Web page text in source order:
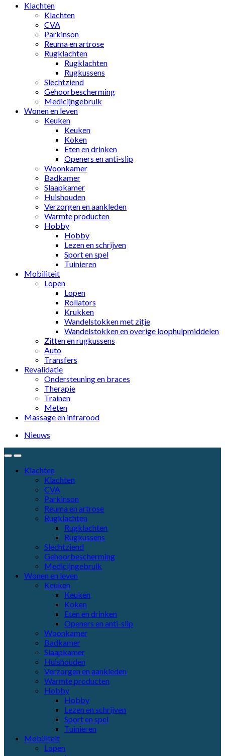
Klachten
Klachten
CVA
Parkinson
Reuma en artrose
Rugklachten
Rugklachten
Rugkussens
Slechtziend
Gehoorbescherming
Medicijngebruik
Wonen en leven
Keuken
Keuken
Koken
Eten en drinken
Openers en anti-slip
Woonkamer
Badkamer
Slaapkamer
Huishouden
Verzorgen en aankleden
Warmte producten
Hobby
Hobby
Lezen en schrijven
Sport en spel
Tuinieren
Mobiliteit
Lopen
Lopen
Rollators
Krukken
Wandelstokken met zitje
Wandelstokken en overige loophulpmiddelen
Zitten en rugkussens
Auto
Transfers
Revalidatie
Ondersteuning en braces
Therapie
Trainen
Meten
Massage en infrarood
Nieuws
Klachten
Klachten
CVA
Parkinson
Reuma en artrose
Rugklachten
Rugklachten
Rugkussens
Slechtziend
Gehoorbescherming
Medicijngebruik
Wonen en leven
Keuken
Keuken
Koken
Eten en drinken
Openers en anti-slip
Woonkamer
Badkamer
Slaapkamer
Huishouden
Verzorgen en aankleden
Warmte producten
Hobby
Hobby
Lezen en schrijven
Sport en spel
Tuinieren
Mobiliteit
Lopen